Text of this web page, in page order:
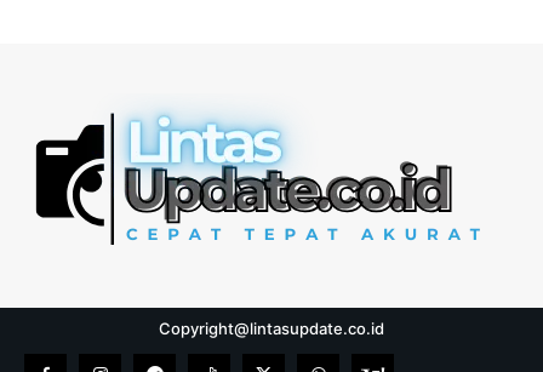
Copyright@lintasupdate.co.id